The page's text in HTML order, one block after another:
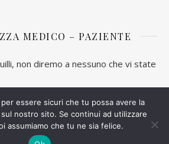
MEDICO – PAZIENTE
non diremo a nessuno che vi state
Tema di WP Royal
essere sicuri che tu possa avere la
nostro sito. Se continui ad utilizzare
assumiamo che tu ne sia felice.